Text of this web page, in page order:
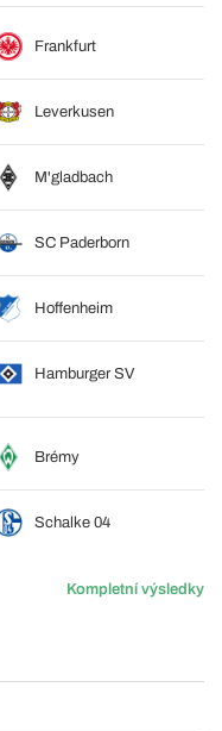
Frankfurt
Leverkusen
M'gladbach
SC Paderborn
Hoffenheim
Hamburger SV
Brémy
Schalke 04
Kompletní výsledky